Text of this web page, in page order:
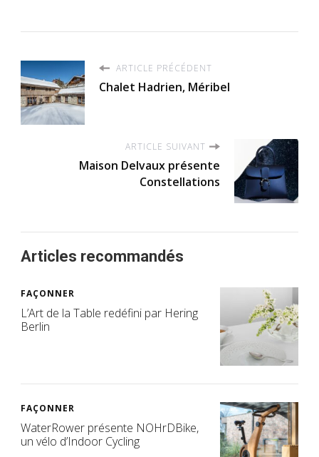
ARTICLE PRÉCÉDENT
Chalet Hadrien, Méribel
ARTICLE SUIVANT
Maison Delvaux présente
Constellations
Articles recommandés
FAÇONNER
L’Art de la Table redéfini par Hering
Berlin
FAÇONNER
WaterRower présente NOHrDBike,
un vélo d’Indoor Cycling